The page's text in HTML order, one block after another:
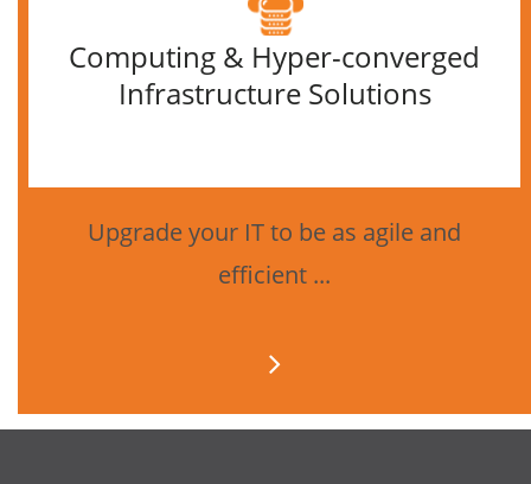
Computing & Hyper-converged
Infrastructure Solutions
Upgrade your IT to be as agile and
efficient ...